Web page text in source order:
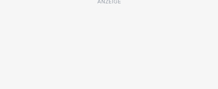
ANZEIGE